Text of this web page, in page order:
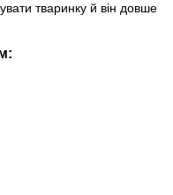
тваринку й він довше